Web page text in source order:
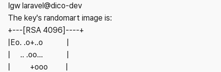
Igw laravel@dico-dev
The key's randomart image is:
+---[RSA 4096]----+
|Eo. .o+..o |
| .. .oo... |
| +ooo |